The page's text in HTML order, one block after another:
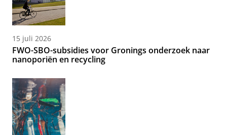
15 juli 2026
FWO-SBO-subsidies voor Gronings onderzoek naar
nanoporiën en recycling